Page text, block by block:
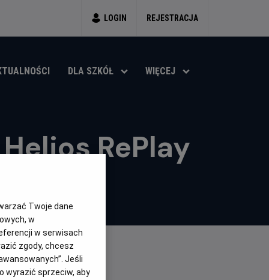
LOGIN REJESTRACJA
DLA SZKÓŁ WIĘCEJ
RePlay
Twoje dane
w
w serwisach
zgody, chcesz
Jeśli
wyrazić sprzeciw, aby